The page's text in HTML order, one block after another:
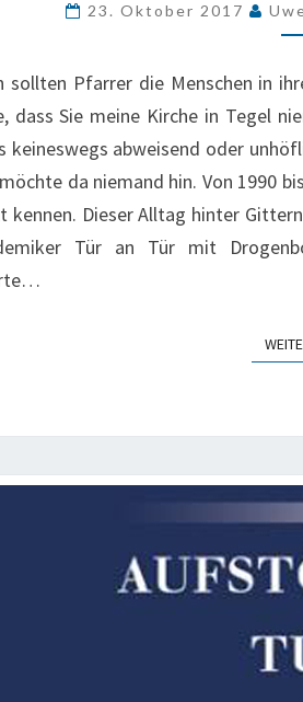
23. Oktober 2017
sollten Pfarrer die Menschen in
dass Sie meine Kirche in Tegel
keineswegs abweisend oder
da niemand hin. Von 1990
kennen. Dieser Alltag hinter
Tür an Tür mit